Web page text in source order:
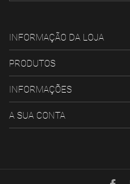
INFORMAÇÃO DA LOJA
PRODUTOS
INFORMAÇÕES
A SUA CONTA